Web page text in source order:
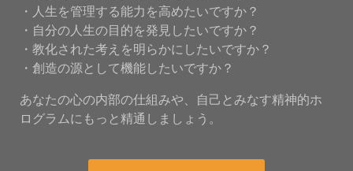
・人生を管理する能力を高めたいですか？
・自分の人生の目的を発見したいですか？
・教化された考えを明らかにしたいですか？
・創造の源として機能したいですか？
あなたの心の内部の仕組みや、自己とみなす精神的ホ
ログラムにもっと精通しましょう。